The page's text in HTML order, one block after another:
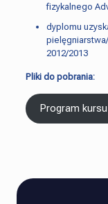
fizykalnego
dyplomu
2012/2013
Pliki do pobrania:
Program kursu